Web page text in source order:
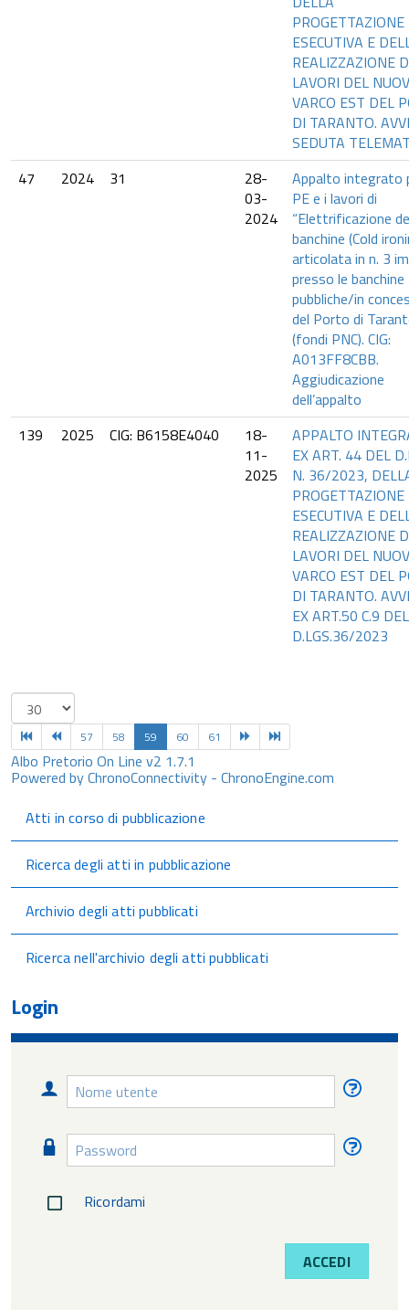
PROGETTAZIONE
ESECUTIVA E
REALIZZAZIONE
LAVORI DEL
VARCO EST DEL
DI TARANTO.
SEDUTA
47
2024 31
28-
03-
2024
Appalto integrato
PE e i lavori di
“Elettrificazione
banchine (Cold
articolata in n. 3
presso le banchine
pubbliche/in
del Porto di
(fondi PNC). CIG:
A013FF8CBB.
Aggiudicazione
dell’appalto
139
2025 CIG: B6158E4040
18-
11-
2025
APPALTO
EX ART. 44 DEL
N. 36/2023,
PROGETTAZIONE
ESECUTIVA E
REALIZZAZIONE
LAVORI DEL
VARCO EST DEL
DI TARANTO.
EX ART.50 C.9 DEL
D.LGS.36/2023
57 58 59 60 61
Albo Pretorio On Line v2 1.7.1
Powered by ChronoConnectivity - ChronoEngine.com
Atti in corso di pubblicazione
Ricerca degli atti in pubblicazione
Archivio degli atti pubblicati
Ricerca nell'archivio degli atti pubblicati
Login
Nome
utente
Password
Ricordami
ACCEDI